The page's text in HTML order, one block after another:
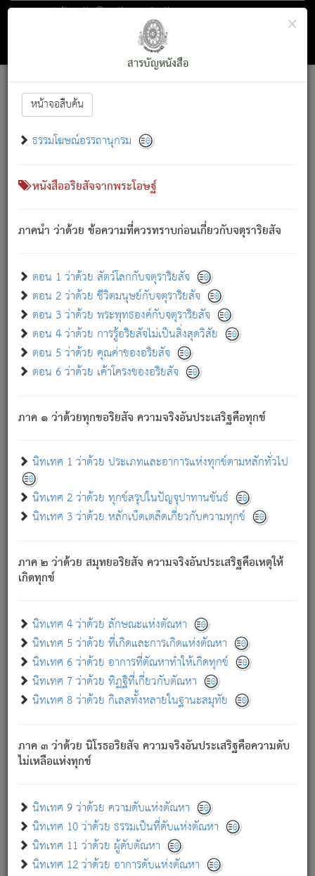
ตอน 1 ว่าด้วย สัตว์โลกกับจตุราริยสัจ
สารบัญ×
สารบัญหนังสือ
หน้าจอสืบค้น
ธรรมโฆษณ์อรรถานุกรม
หนังสืออริยสัจจากพระโอษฐ์
ภาคนำ ว่าด้วย ข้อความที่ควรทราบก่อนเกี่ยวกับจตุราริยสัจ
ตอน 1 ว่าด้วย สัตว์โลกกับจตุราริยสัจ
ตอน 2 ว่าด้วย ชีวิตมนุษย์กับจตุราริยสัจ
ตอน 3 ว่าด้วย พระพุทธองค์กับจตุราริยสัจ
ตอน 4 ว่าด้วย การรู้อริยสัจไม่เป็นสิ่งสุดวิสัย
ตอน 5 ว่าด้วย คุณค่าของอริยสัจ
ตอน 6 ว่าด้วย เค้าโครงของอริยสัจ
ภาค ๑ ว่าด้วยทุกขอริยสัจ ความจริงอันประเสริฐคือทุกข์
นิทเทศ 1 ว่าด้วย ประเภทและอาการแห่งทุกข์ตามหลักทั่วไป
นิทเทศ 2 ว่าด้วย ทุกข์สรุปในปัญจุปาทานขันธ์
นิทเทศ 3 ว่าด้วย หลักเบ็ดเตล็ดเกี่ยวกับความทุกข์
ภาค ๒ ว่าด้วย สมุทยอริยสัจ ความจริงอันประเสริฐคือเหตุให้
เกิดทุกข์
นิทเทศ 4 ว่าด้วย ลักษณะแห่งตัณหา
นิทเทศ 5 ว่าด้วย ที่เกิดและการเกิดแห่งตัณหา
นิทเทศ 6 ว่าด้วย อาการที่ตัณหาทำให้เกิดทุกข์
นิทเทศ 7 ว่าด้วย ทิฏฐิที่เกี่ยวกับตัณหา
นิทเทศ 8 ว่าด้วย กิเลสทั้งหลายในฐานะสมุทัย
ภาค ๓ ว่าด้วย นิโรธอริยสัจ ความจริงอันประเสริฐคือความดับ
ไม่เหลือแห่งทุกข์
นิทเทศ 9 ว่าด้วย ความดับแห่งตัณหา
นิทเทศ 10 ว่าด้วย ธรรมเป็นที่ดับแห่งตัณหา
นิทเทศ 11 ว่าด้วย ผู้ดับตัณหา
นิทเทศ 12 ว่าด้วย อาการดับแห่งตัณหา
Font :15 ]||
สัตว์โลกนี้ เกิดความเดือดร้อนแล้ว มีผัสสะบังหน้า
เขาสำคัญสิ่งใด โดยความเป็นประการใด แต่สิ่งนั้นย่อมเป็น
(ตามที่เป็นจริง) โดยประการอื่นจากที่เขาสำคัญนั้น
สัตว์โลกติดข้องอยู่ในภพ ถูกภพบังหน้าแล้ว มีภพโดยความ
เป็นอย่างอื่น (จากที่มันเป็นอยู่จริง) จึงได้เพลิดเพลินยิ่งนักในภพ
เขาเพลิดเพลินยิ่งนักในสิ่งใด สิ่งนั้นเป็นภัย (ที่เขาไม่รู้จัก)
เขากลัวต่อสิ่งใดสิ่งนั้นเป็นทุกข์
พรหมจรรย์นี้ อันบุคคลย่อมประพฤติ ก็เพื่อการละขาดซึ่ง
ภพ.
สมณะหรือพราหมณ์เหล่าใด กล่าวความหลุดพ้นจากภพว่า
มีได้เพราะภพ เรากล่าวว่า สมณะหรือพราหมณ์ทั้งปวงนั้น
มิใช่ผู้หลดพ้นจากภพ.
ภพ ว่ามีได้เพราะวิภพ[2]: เรากล่าวว่า สมณะหรือพราหมณ์ทั้ง
ปวงนั้น ก็ยังสลัดภพออกไปไม่ได้.
ก็ทุกข์นี้มีขึ้น เพราะอาศัยซึ่งอุปธิทั้งปวง.
เพราะความสิ้นไปแห่งอุปาทานทั้งปวง ความเกิดขึ้นแห่ง
ทุกข์จึงไม่มี.
ท่านจงดูโลกนี้เถิด (จะเห็นว่า) สัตว์ทั้งหลายอันอวิชาหนา
แน่นบังหนาแล้ว; และว่า สัตว์ผู้ยินดีในภพอันเป็นแล้วนั้น ย่อม
อันเป็นไปในที่หรือเวลาทั้งปวง[3]เพื่อความมีแห่งประโยชน์โดย
ประการทั้งปวง; ภพทั้งหลายทั้งหมดนั้น ไม่เที่ยง เป็นทุกข์ มี
ความแปรปรวนเป็นธรรมดา.
อย่างนี้อยู่; เขาย่อมละภวตัณหาได้ และไม่เพลิดเพลินวิภวตัณหา
ด้วย.
ความดับเพราะความสำรอกไม่เหลือ (แห่งภพทั้งหลาย)
เพราะความสิ้นไปแห่งตัณหาโดยประการทั้งปวง นั้นคือ
นิพพาน.
ภพใหม่ย่อมไม่มีแก่ภิกษุนั้น ผู้ดับเย็นสนิทแล้ว เพราะไม่มี
ภิกษุนั้น เป็นผู้ครอบงำมารได้แล้ว ชนะสงครามแล้ว ก้าวล่วง
ภพทั้งหลายทั้งปวงได้แล้ว เป็นผู้คงที่ (คือไม่เปลี่ยนแปลงอีกต่อ
- อุ.ขุ. ๒๕/๑๒๑/๘๔.
(ข้อความนี้ เป็นพระพุทธอุทานที่ทรงเปล่งออก ที่โคนต้นโพธิ์
เป็นที่ตรัสรู้ เมื่อตรัสรู้แล้วได้ 7 วัน)